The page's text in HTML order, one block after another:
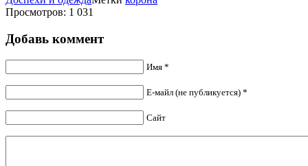
Просмотров: 1 031
Добавь коммент
Имя *
Е-майл (не публикуется) *
Сайт